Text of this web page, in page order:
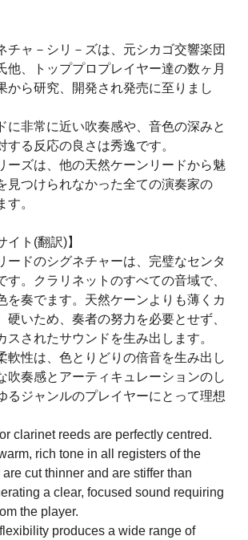
チャ－シリ－ズは、元シカゴ交響楽団
他、トッププロプレイヤー達の数ヶ月
から研究、開発され発売に至りまし
に非常に近い吹奏感や、音色の深みと
する反応の良さは秀逸です。
ーズは、他の天然ケーンリードから魅
見つけられなかった全ての演奏家の
す。
イト(翻訳)】
ードのシグネチャーは、完璧なセンタ
す。クラリネットのすべての音域で、
を奏でます。天然ケーンよりも薄くカ
硬いため、奏者の努力を必要とせず、
スされたサウンドを生み出します。
軟性は、色とりどりの倍音を生み出し
吹奏感とアーティキュレーションのし
るジャンルのプレイヤーにとって理想
clarinet reeds are perfectly centred.
rich tone in all registers of the
cut thinner and are stiffer than
a clear, focused sound requiring
the player.
produces a wide range of